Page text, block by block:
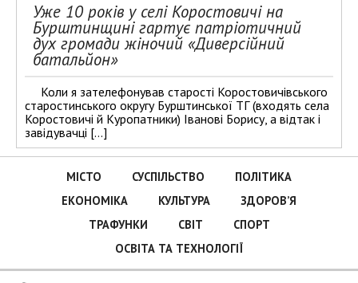
Уже 10 років у селі Коростовичі на
Бурштинщині гартує патріотичний
дух громади жіночий «Диверсійний
батальйон»
Коли я зателефонував старості Коростовичівського
старостинського округу Бурштинської ТГ (входять села
Коростовичі й Куропатники) Іванові Борису, а відтак і
завідувачці […]
МІСТО СУСПІЛЬСТВО
ПОЛІТИКА
ЕКОНОМІКА
КУЛЬТУРА
ЗДОРОВ’Я
ТРАФУНКИ
СВІТ
СПОРТ
ОСВІТА ТА ТЕХНОЛОГІЇ